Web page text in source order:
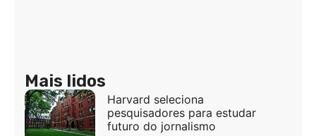
Mais lidos
Harvard seleciona
pesquisadores para estudar
futuro do jornalismo